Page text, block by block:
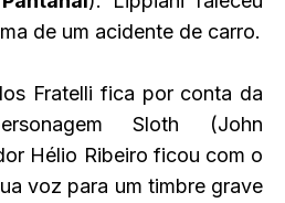
de um acidente de carro.
Fratelli fica por conta da
Sloth (John
Hélio Ribeiro ficou com o
voz para um timbre grave